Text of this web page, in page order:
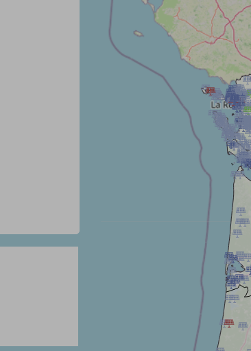









 






















 




























































 








 








































